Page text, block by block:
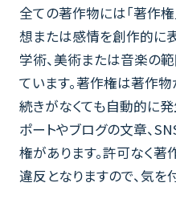
全ての著作物には「著作権
想または感情を創作的に
学術、美術または音楽の
ています。著作権は著作
続きがなくても自動的に
ポートやブログの文章、
権があります。許可なく
違反となりますので、気を